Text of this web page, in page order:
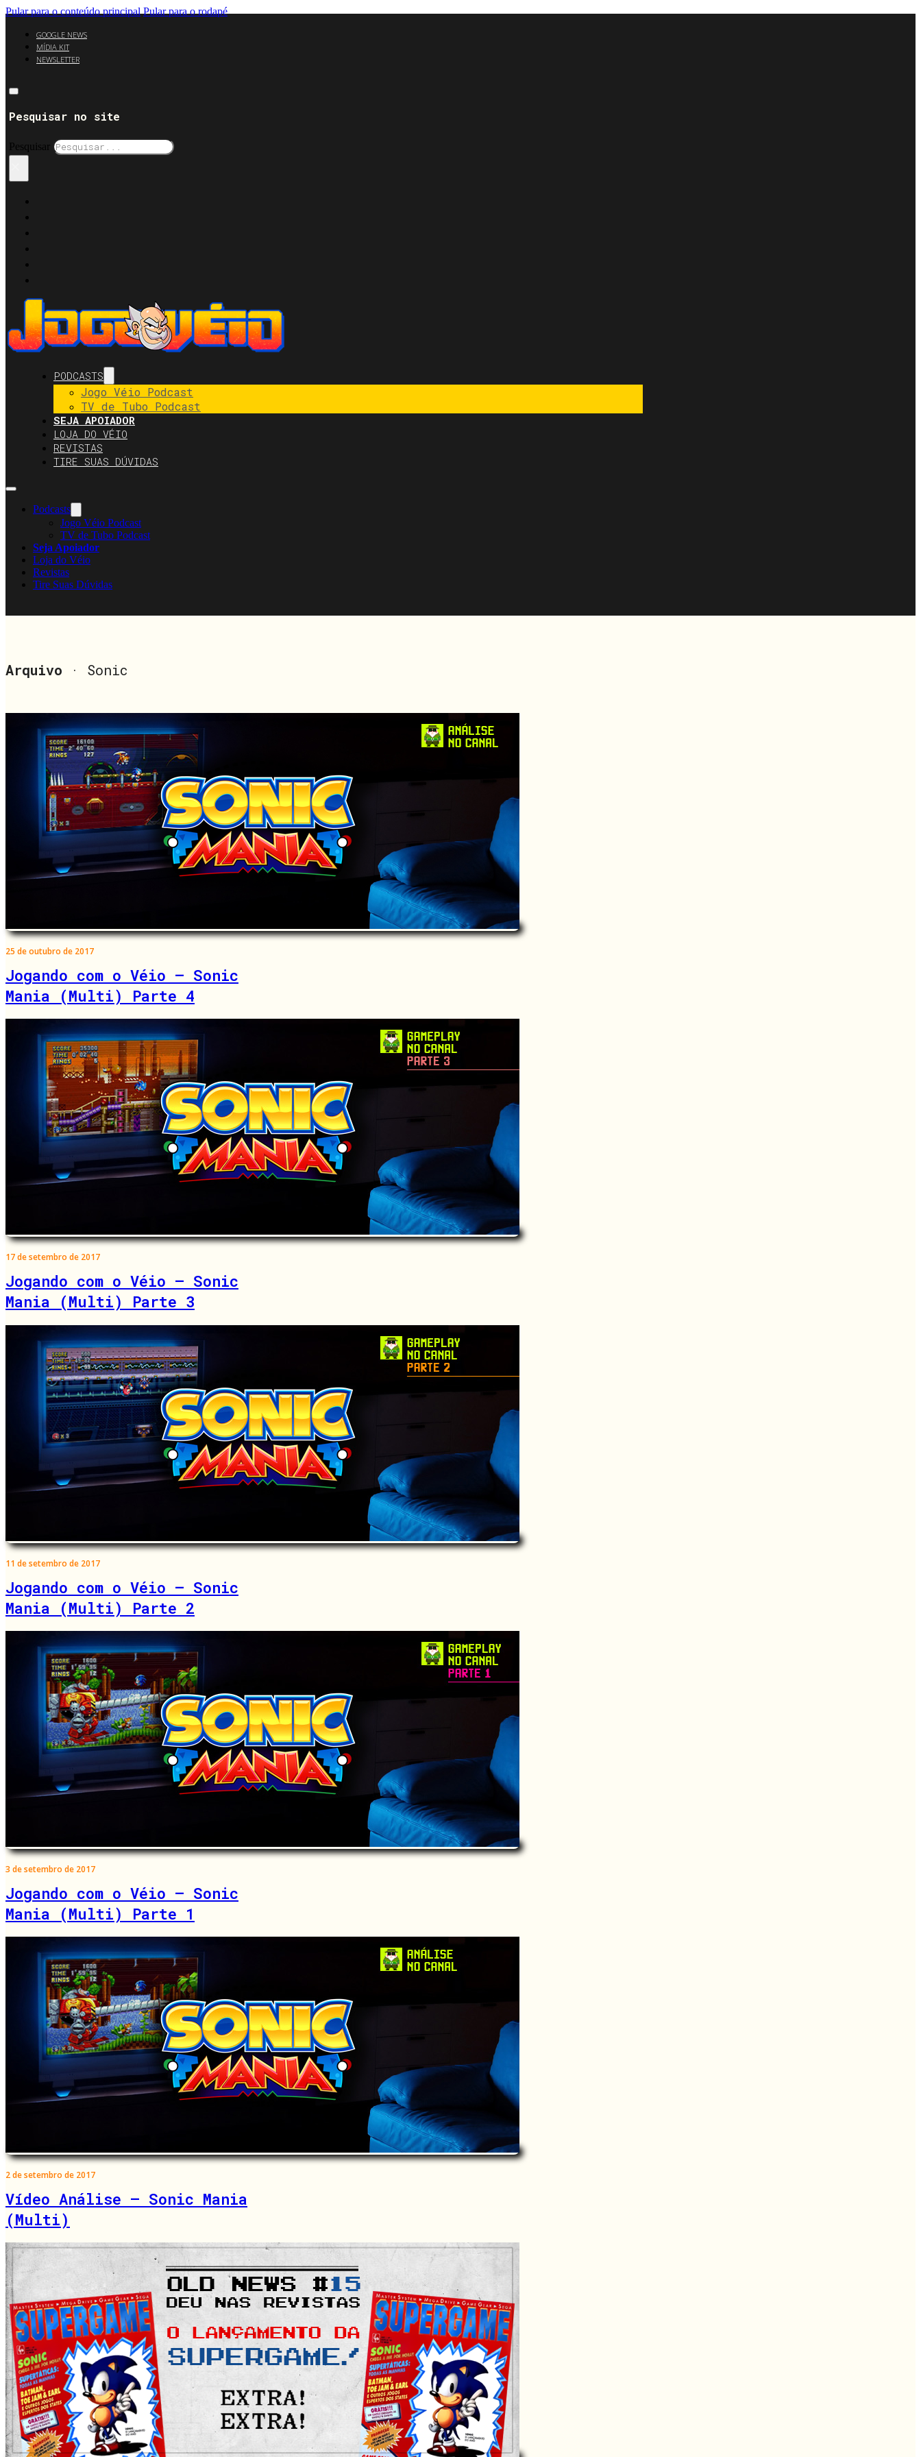
Pular para o conteúdo principal Pular para o rodapé
GOOGLE NEWS
MÍDIA KIT
NEWSLETTER
Pesquisar no site
Pesquisar
PODCASTS
Jogo Véio Podcast
TV de Tubo Podcast
SEJA APOIADOR
LOJA DO VÉIO
REVISTAS
TIRE SUAS DÚVIDAS
Podcasts
Jogo Véio Podcast
TV de Tubo Podcast
Seja Apoiador
Loja do Véio
Revistas
Tire Suas Dúvidas
Arquivo · Sonic
25 de outubro de 2017
Jogando com o Véio – Sonic
Mania (Multi) Parte 4
17 de setembro de 2017
Jogando com o Véio – Sonic
Mania (Multi) Parte 3
11 de setembro de 2017
Jogando com o Véio – Sonic
Mania (Multi) Parte 2
3 de setembro de 2017
Jogando com o Véio – Sonic
Mania (Multi) Parte 1
2 de setembro de 2017
Vídeo Análise – Sonic Mania
(Multi)